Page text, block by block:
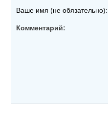
Ваше имя (не обязательно):
Комментарий: